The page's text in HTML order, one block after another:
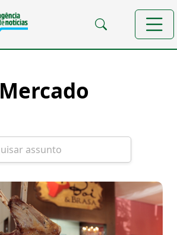
Mercado